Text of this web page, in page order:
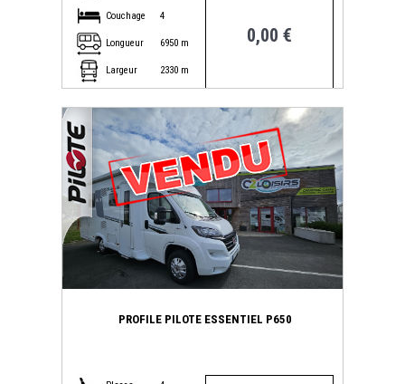
Couchage 4
Longueur 6950 m
Largeur 2330 m
0,00 €
CITROEN JUMPER réf : 1025
PROFILE PILOTE ESSENTIEL P650